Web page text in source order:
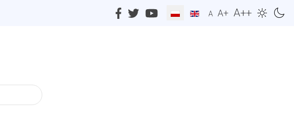
A A+ A++